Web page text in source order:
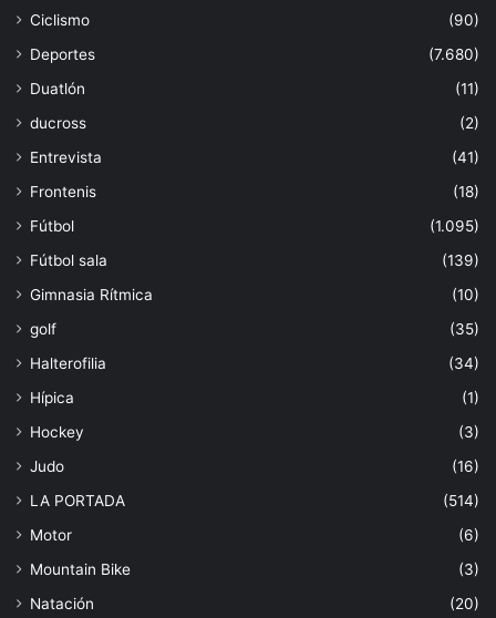
Ciclismo
(90)
Deportes
(7.680)
Duatlón
(11)
ducross
(2)
Entrevista
(41)
Frontenis
(18)
Fútbol
(1.095)
Fútbol sala
(139)
Gimnasia Rítmica
(10)
golf
(35)
Halterofilia
(34)
Hípica
(1)
Hockey
(3)
Judo
(16)
LA PORTADA
(514)
Motor
(6)
Mountain Bike
(3)
Natación
(20)